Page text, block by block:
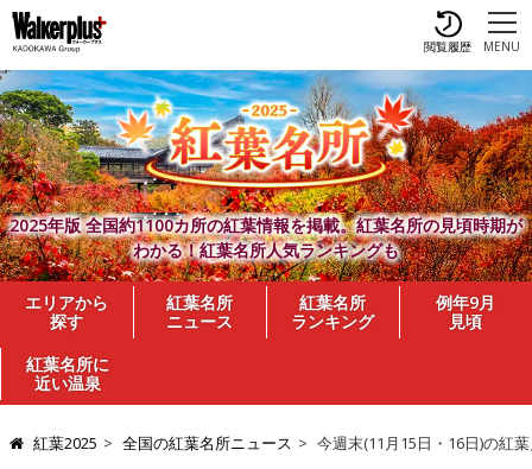
MENU
閲覧履歴
2025年版 全国約1100カ所の紅葉情報を掲載。紅葉名所の見頃時期が
わかる！紅葉名所人気ランキングも
エリアから
探す
紅葉名所
ニュース
紅葉名所
ランキング
例年9月
見頃
紅葉名所に
近い温泉
紅葉2025 全国の紅葉名所ニュース 今週末(11月15日・16日)の紅